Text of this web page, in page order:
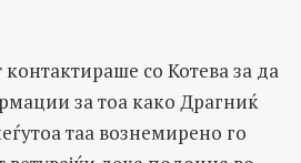
со Котева за да
за тоа како Драгниќ
таа вознемирено го